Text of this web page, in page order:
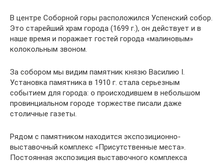
В центре Соборной горы расположился Успенский собор.
Это старейший храм города (1699 г.), он действует и в
наше время и поражает гостей города «малиновым»
колокольным звоном.
За собором мы видим памятник князю Василию I.
Установка памятника в 1910 г. стала серьезным
событием для города: о происходившем в небольшом
провинциальном городе торжестве писали даже
столичные газеты.
Рядом с памятником находится экспозиционно-
выставочный комплекс «Присутственные места».
Постоянная экспозиция выставочного комплекса